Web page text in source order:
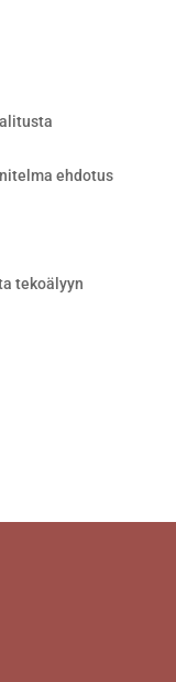
ehdotus
tekoälyyn